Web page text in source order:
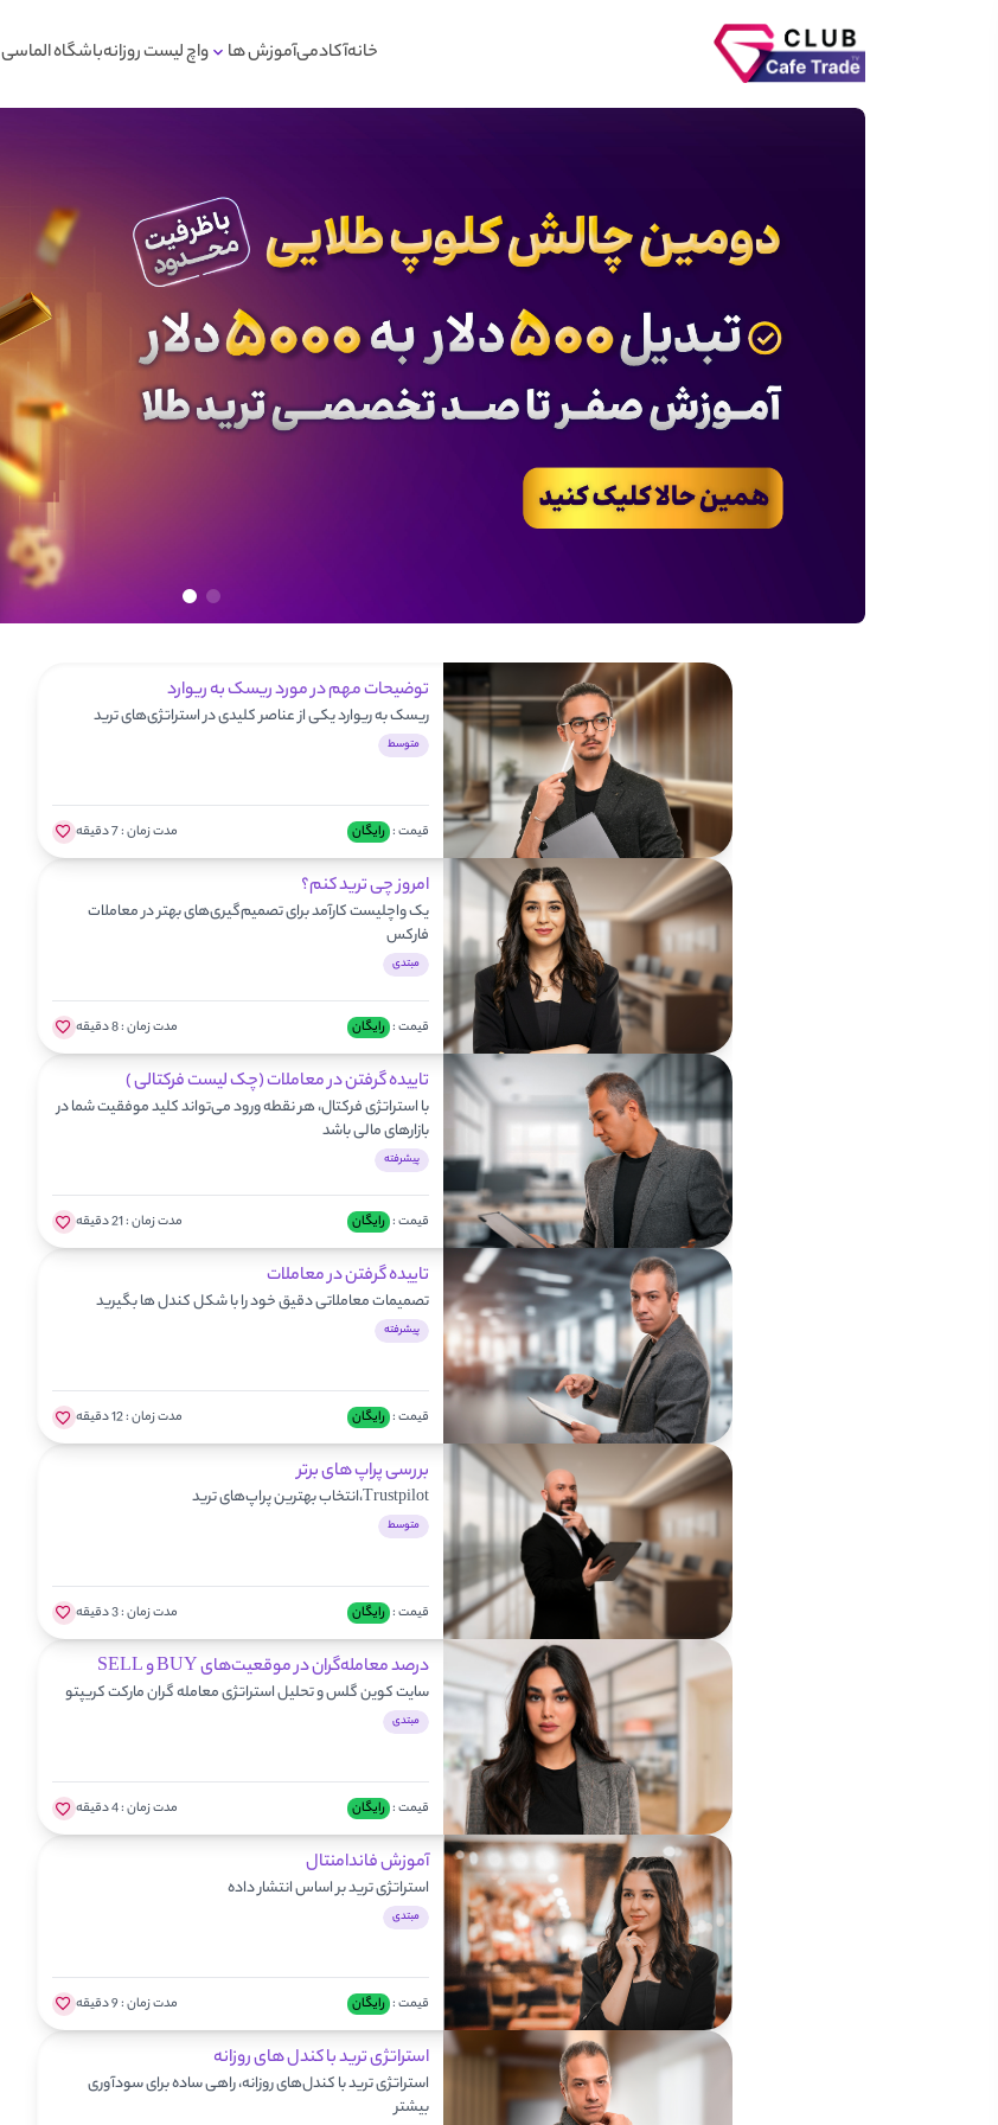
خانهآکادمیآموزش ها واچ لیست روزانهباشگاه الماسی
توضیحات مهم در مورد ریسک به ریوارد
ریسک به ریوارد یکی از عناصر کلیدی در استراتژی‌های ترید
متوسط
قیمت : رایگان مدت زمان :7 دقیقه
امروز چی ترید کنم؟
یک واچلیست کارآمد برای تصمیم‌گیری‌های بهتر در معاملات
فارکس
مبتدی
قیمت : رایگان مدت زمان :8 دقیقه
تاییده گرفتن در معاملات (چک لیست فرکتالی )
با استراتژی فرکتال، هر نقطه ورود می‌تواند کلید موفقیت شما در
بازارهای مالی باشد
پیشرفته
قیمت : رایگان مدت زمان :21 دقیقه
تاییده گرفتن در معاملات
تصمیمات معاملاتی دقیق خود را با شکل کندل ها بگیرید
پیشرفته
قیمت : رایگان مدت زمان :12 دقیقه
بررسی پراپ های برتر
Trustpilot،انتخاب بهترین پراپ‌های ترید
متوسط
قیمت : رایگان مدت زمان :3 دقیقه
درصد معامله‌گران در موقعیت‌های BUY و SELL
سایت کوین گلس و تحلیل استراتژی معامله گران مارکت کریپتو
مبتدی
قیمت : رایگان مدت زمان :4 دقیقه
آموزش فاندامنتال
استراتژی ترید بر اساس انتشار داده
مبتدی
قیمت : رایگان مدت زمان :9 دقیقه
استراتژی ترید با کندل های روزانه
استراتژی ترید با کندل‌های روزانه، راهی ساده برای سودآوری
بیشتر